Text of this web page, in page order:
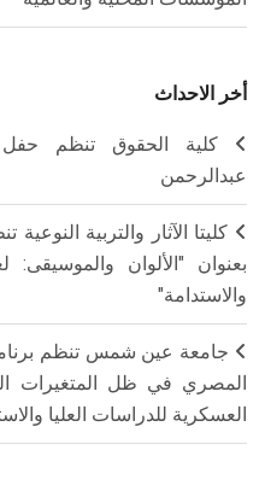
أخر الاحداث
كلية الحقوق تنظم حفل
عبدالرحمن
كليتا الآثار والتربية
بعنوان "الألوان
والاستدامة"
جامعة عين شمس تنظم
المصري في ظل المتغيرات
العسكرية للدراسات العليا